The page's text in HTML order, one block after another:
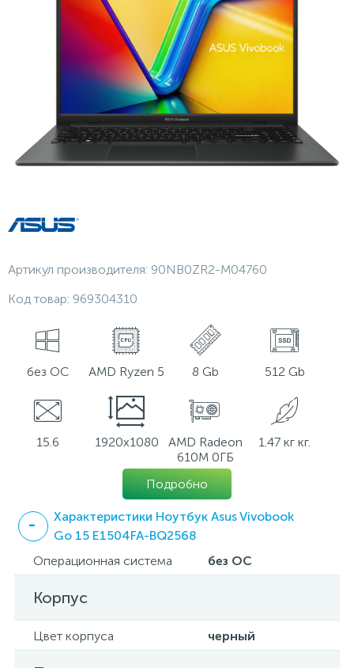
Артикул производителя: 90NB0ZR2-M04760
Код товар: 969304310
без ОС AMD Ryzen 5 8 Gb 512 Gb
15.6 1920x1080
AMD Radeon
610M 0ГБ
1.47 кг кг.
Подробно
Характеристики Ноутбук Asus Vivobook
Go 15 E1504FA-BQ2568
Операционная система
без ОС
Корпус
Цвет корпуса черный